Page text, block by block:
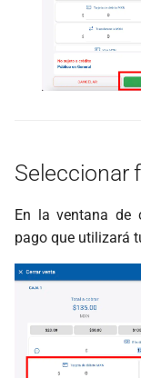
Seleccionar
En la ventana de
pago que utilizará